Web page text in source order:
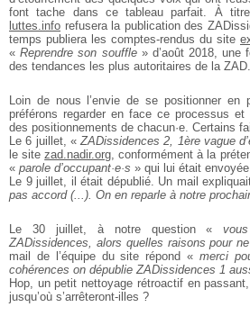
font tache dans ce tableau parfait. À
luttes.info refusera la publication des
temps publiera les comptes-rendus du site
«Reprendre son souffle» d’août 2018, une
des tendances les plus autoritaires de la ZAD.
Loin de nous l’envie de se positionner en
préférons regarder en face ce processus
des positionnements de chacun·e. Certains
Le 6 juillet, « ZADissidences 2, 1ère vague
le site zad.nadir.org , conformément à la
« parole d’occupant·e·s » qui lui était envoyée.
Le 9 juillet, il était dépublié. Un mail
pas accord (...). On en reparle à notre
Le 30 juillet, à notre question «
ZADissidences, alors quelles raisons pour
mail de l’équipe du site répond « merci
cohérences on dépublie ZADissidences 1
Hop, un petit nettoyage rétroactif en
jusqu’où s’arrêteront-illes ?